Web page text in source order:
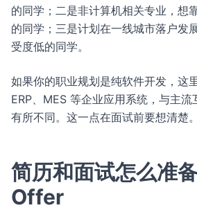
的同学；二是非计算机相关专业，想
的同学；三是计划在一线城市落户发
受度低的同学。
如果你的职业规划是纯软件开发，这
ERP、MES 等企业应用系统，与主
有所不同。这一点在面试前要想清楚。
简历和面试怎么准
Offer